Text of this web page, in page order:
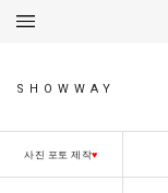
SHOWWAY
사진 포토 제작♥